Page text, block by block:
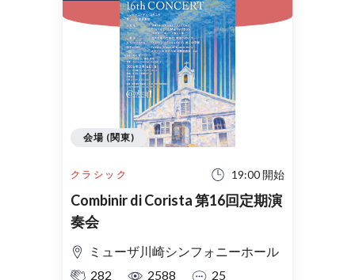
クラシック 19:00 開始
Combinir di Corista 第16回定期演
奏会
ミューザ川崎シンフォニーホール
282
2588 25
会場 (関東)